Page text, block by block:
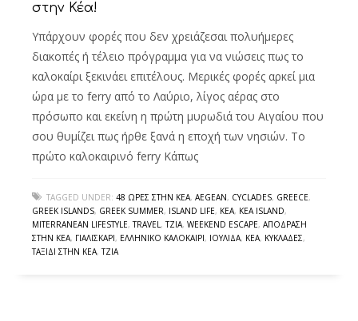
στην Κέα!
Υπάρχουν φορές που δεν χρειάζεσαι πολυήμερες
διακοπές ή τέλειο πρόγραμμα για να νιώσεις πως το
καλοκαίρι ξεκινάει επιτέλους. Μερικές φορές αρκεί μια
ώρα με το ferry από το Λαύριο, λίγος αέρας στο
πρόσωπο και εκείνη η πρώτη μυρωδιά του Αιγαίου που
σου θυμίζει πως ήρθε ξανά η εποχή των νησιών. Το
πρώτο καλοκαιρινό ferry Κάπως
TAGGED UNDER: 48 ΏΡΕΣ ΣΤΗΝ ΚΈΑ, AEGEAN, CYCLADES, GREECE,
GREEK ISLANDS, GREEK SUMMER, ISLAND LIFE, KEA, KEA ISLAND,
MITERRANEAN LIFESTYLE,TRAVEL,TZIA, WEEKEND ESCAPE, ΑΠΌΔΡΑΣΗ
ΣΤΗΝ ΚΈΑ, ΓΙΑΛΙΣΚΆΡΙ, ΕΛΛΗΝΙΚΌ ΚΑΛΟΚΑΊΡΙ, ΙΟΥΛΊΔΑ, ΚΈΑ, ΚΥΚΛΆΔΕΣ,
ΤΑΞΊΔΙ ΣΤΗΝ ΚΈΑ,ΤΖΙΆ